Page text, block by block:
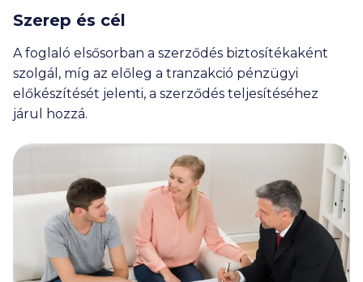
Szerep és cél
A foglaló elsősorban a szerződés biztosítékaként
szolgál, míg az előleg a tranzakció pénzügyi
előkészítését jelenti, a szerződés teljesítéséhez
járul hozzá.